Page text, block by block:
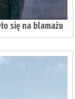
się na blamażu